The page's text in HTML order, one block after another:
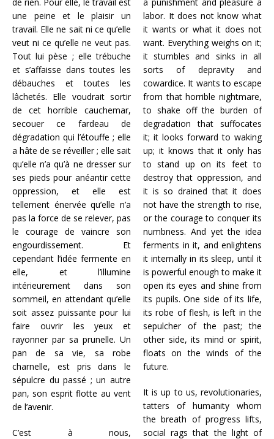
une peine et le plaisir un
travail. Elle ne sait ni ce qu’elle
veut ni ce qu’elle ne veut pas.
Tout lui pèse ; elle trébuche
et s’affaisse dans toutes les
débauches et toutes les
lâchetés. Elle voudrait sortir
de cet horrible cauchemar,
secouer ce fardeau de
dégradation qui l’étouffe ; elle
a hâte de se réveiller ; elle sait
qu’elle n’a qu’à ne dresser sur
ses pieds pour anéantir cette
oppression, et elle est
tellement énervée qu’elle n’a
pas la force de se relever, pas
le courage de vaincre son
engourdissement. Et
cependant l’idée fermente en
elle, et l’illumine
intérieurement dans son
sommeil, en attendant qu’elle
soit assez puissante pour lui
faire ouvrir les yeux et
rayonner par sa prunelle. Un
pan de sa vie, sa robe
charnelle, est pris dans le
sépulcre du passé ; un autre
pan, son esprit flotte au vent
de l’avenir.
C’est à nous,
labor. It does not know what
it wants or what it does not
want. Everything weighs on it;
it stumbles and sinks in all
sorts of depravity and
cowardice. It wants to escape
from that horrible nightmare,
to shake off the burden of
degradation that suffocates
it; it looks forward to waking
up; it knows that it only has
to stand up on its feet to
destroy that oppression, and
it is so drained that it does
not have the strength to rise,
or the courage to conquer its
numbness. And yet the idea
ferments in it, and enlightens
it internally in its sleep, until it
is powerful enough to make it
open its eyes and shine from
its pupils. One side of its life,
its robe of flesh, is left in the
sepulcher of the past; the
other side, its mind or spirit,
floats on the winds of the
future.
It is up to us, revolutionaries,
tatters of humanity whom
the breath of progress lifts,
social rags that the light of